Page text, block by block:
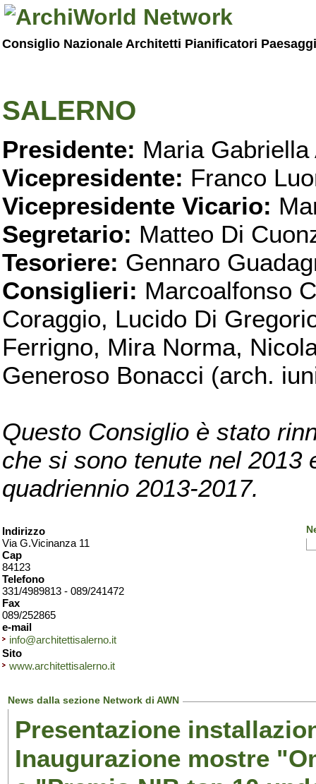
Consiglio Nazionale Architetti Pianificatori
SALERNO
Presidente: Maria Gabriella
Vicepresidente: Franco
Vicepresidente Vicario:
Segretario: Matteo Di
Tesoriere: Gennaro
Consiglieri: Marcoalfonso
Coraggio, Lucido Di
Ferrigno, Mira Norma,
Generoso Bonacci (arch.
Questo Consiglio è stato
che si sono tenute nel 2013
quadriennio 2013-2017.
Indirizzo
Via G.Vicinanza 11
Cap
84123
Telefono
331/4989813 - 089/241472
Fax
089/252865
e-mail
info@architettisalerno.it
Sito
www.architettisalerno.it
News dalla sezione Network di AWN
Presentazione
Inaugurazione mostre